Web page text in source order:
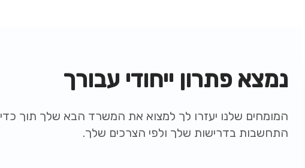
נמצא פתרון ייחודי עבורך
המומחים שלנו יעזרו לך למצוא את המשרד הבא שלך תוך כדי
התחשבות בדרישות שלך ולפי הצרכים שלך.